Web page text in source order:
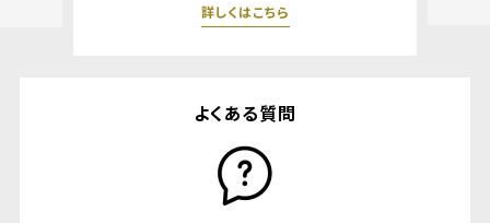
よくある質問